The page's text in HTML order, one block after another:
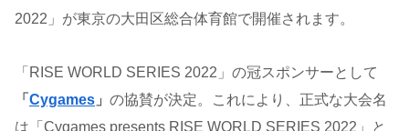
2022」が東京の大田区総合体育館で開催されます。
「RISE WORLD SERIES 2022」の冠スポンサーとして
「 Cygames 」 の協賛が決定。これにより、正式な大会名
は「Cygames presents RISE WORLD SERIES 2022」と